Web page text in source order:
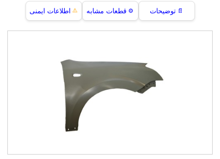
📄 توضیحات ⚙️ قطعات مشابه ⚠️ اطلاعات ایمنی